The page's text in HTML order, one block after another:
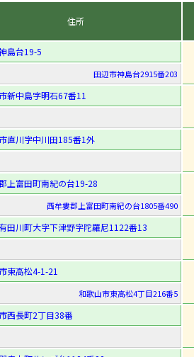
住所
島台19-5
田辺市神島台2915番203
新中島字明石67番11
直川字中川田185番1外
上富田町南紀の台19-28
西牟婁郡上富田町南紀の台1805番490
田川町大字下津野字陀羅尼1122番13
東高松4-1-21
和歌山市東高松4丁目216番5
西長町2丁目38番